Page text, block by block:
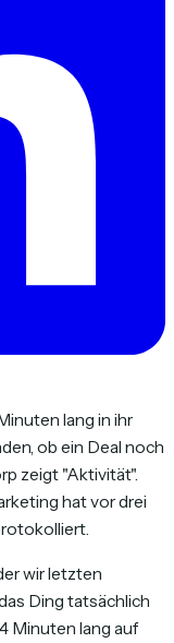
lang in ihr
ob ein Deal noch
zeigt "Aktivität".
hat vor drei
wir letzten
Ding tatsächlich
Minuten lang auf